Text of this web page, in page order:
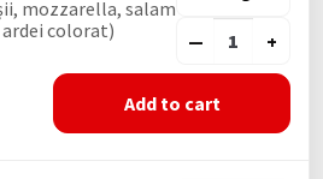
mozzarella, salam
colorat)
— +
Add to cart